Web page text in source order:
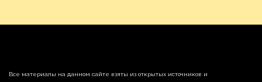
Все материалы на данном сайте взяты из открытых источников и